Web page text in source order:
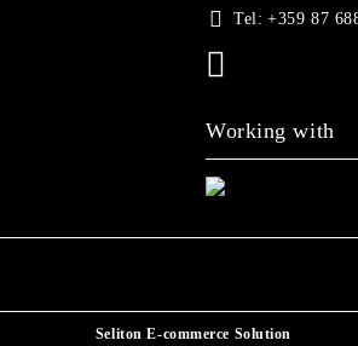
Tel: +359 87
Working with
Seliton E-commerce Solution